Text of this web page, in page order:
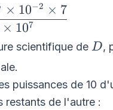
10^{
× 107
× 10−2 × 7
scientifique de D
D,
puissances de 10
restants de l'autre :